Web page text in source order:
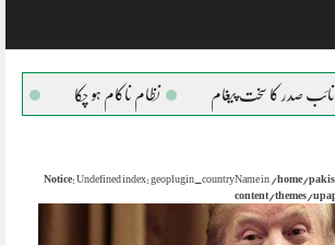
پیغام نظام ناکام ہو چکا قیدی 804 کی یاترا کیوں؟
Notice: Undefined index: geoplugin_countryName in /home/
content/themes/